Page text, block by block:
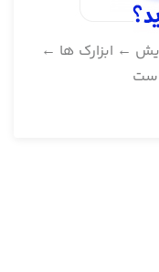
← ابزارک ها ←